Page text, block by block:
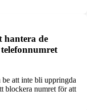
de
be att inte bli uppringda
blockera numret för att